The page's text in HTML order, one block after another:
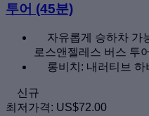
투어 (45분)
자유롭게 승하차 가
로스앤젤레스 버스 투어
롱비치: 내러티브
신규
최저가격: US$72.00